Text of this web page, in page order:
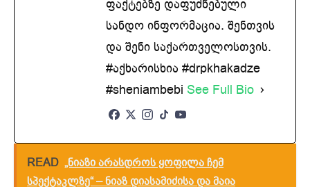
ფაქტებზე დაფუძნებული
სანდო ინფორმაცია. შენთვის
და შენი საქართველოსთვის.
#აქხარისხია #drpkhakadze
#sheniambebi See Full Bio
READ „ნიაზი არასდროს ყოფილა ჩემ
სპექტაკლზე“ – ნიაზ დიასამიძისა და მაია